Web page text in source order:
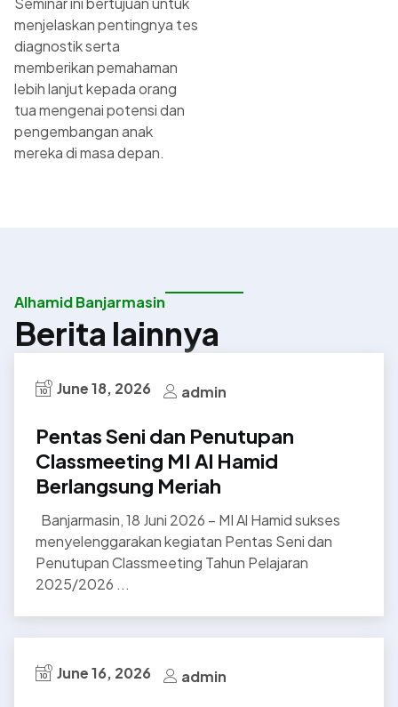
menjelaskan pentingnya tes
diagnostik serta
memberikan pemahaman
lebih lanjut kepada orang
tua mengenai potensi dan
pengembangan anak
mereka di masa depan.
Alhamid Banjarmasin
Berita lainnya
June 18, 2026 admin
Pentas Seni dan Penutupan
Classmeeting MI Al Hamid
Berlangsung Meriah
Banjarmasin, 18 Juni 2026 – MI Al Hamid sukses
menyelenggarakan kegiatan Pentas Seni dan
Penutupan Classmeeting Tahun Pelajaran
2025/2026 ...
June 16, 2026 admin